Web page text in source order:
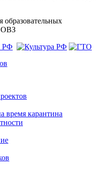
образовательных
ОВЗ
время карантина